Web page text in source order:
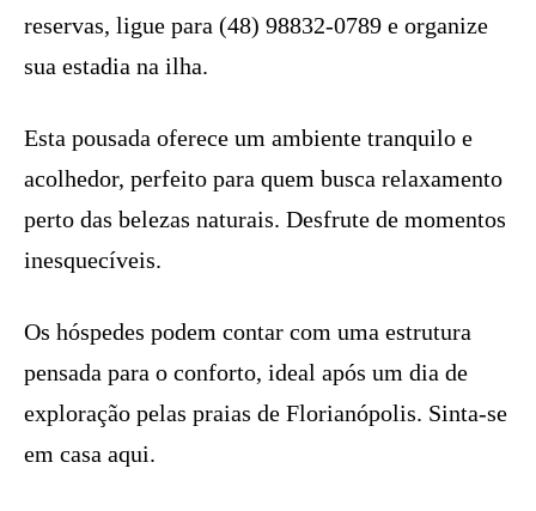
reservas, ligue para (48) 98832-0789 e organize
sua estadia na ilha.
Esta pousada oferece um ambiente tranquilo e
acolhedor, perfeito para quem busca relaxamento
perto das belezas naturais. Desfrute de momentos
inesquecíveis.
Os hóspedes podem contar com uma estrutura
pensada para o conforto, ideal após um dia de
exploração pelas praias de Florianópolis. Sinta-se
em casa aqui.